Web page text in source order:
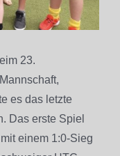
23.
es das letzte
Das erste Spiel
einem 1:0-Sieg